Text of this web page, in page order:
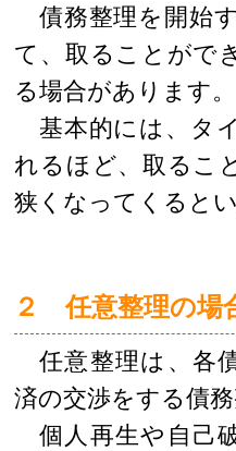
債務整理を開始
て、取ることがで
る場合があります。
基本的には、タ
れるほど、取るこ
狭くなってくるとい
２ 任意整理の場
任意整理は、各
済の交渉をする債務
個人再生や自己